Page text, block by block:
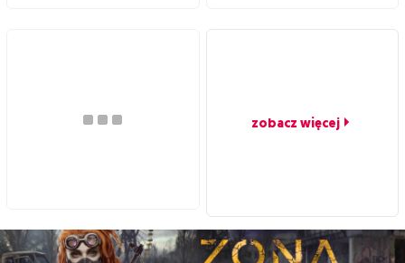
zobacz więcej